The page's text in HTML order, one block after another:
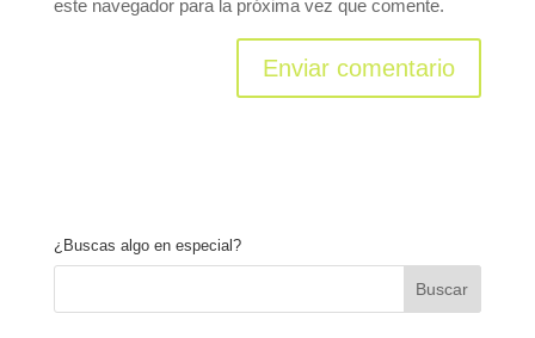
este navegador para la próxima vez que comente.
¿Buscas algo en especial?